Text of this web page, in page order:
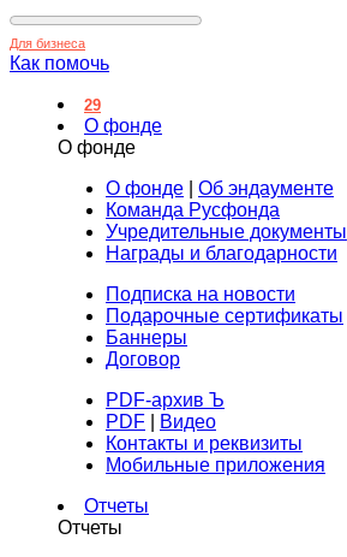
Для бизнеса
Как помочь
29
О фонде
О фонде
О фонде
Об эндаументе
Команда Русфонда
Учредительные документы
Награды и благодарности
Подписка на новости
Подарочные сертификаты
Баннеры
Договор
PDF-архив Ъ
PDF
Видео
Контакты и реквизиты
Мобильные приложения
Отчеты
Отчеты